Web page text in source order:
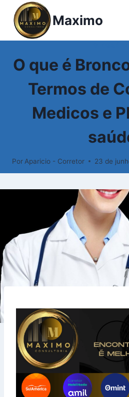
Pular
para
Maximo
O que é
Termos de
Medicos e
Por Aparicio - Corretor 23 de